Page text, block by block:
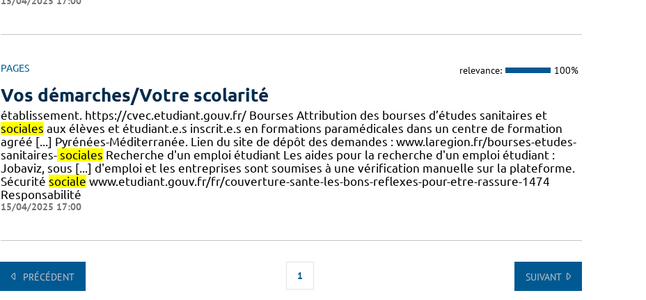
PAGES relevance: 100%
Vos démarches/Votre scolarité
établissement. https://cvec.etudiant.gouv.fr/ Bourses Attribution des bourses d’études sanitaires et
sociales aux élèves et étudiant.e.s inscrit.e.s en formations paramédicales dans un centre de formation
agréé [...] Pyrénées-Méditerranée. Lien du site de dépôt des demandes : www.laregion.fr/bourses-etudes-
sanitaires- sociales Recherche d'un emploi étudiant Les aides pour la recherche d'un emploi étudiant :
Jobaviz, sous [...] d'emploi et les entreprises sont soumises à une vérification manuelle sur la plateforme.
Sécurité sociale www.etudiant.gouv.fr/fr/couverture-sante-les-bons-reflexes-pour-etre-rassure-1474
Responsabilité
15/04/2025 17:00
PRÉCÉDENT 1 SUIVANT